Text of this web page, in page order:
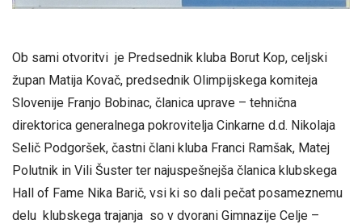
Ob sami otvoritvi je Predsednik kluba Borut Kop, celjski
župan Matija Kovač, predsednik Olimpijskega komiteja
Slovenije Franjo Bobinac, članica uprave – tehnična
direktorica generalnega pokrovitelja Cinkarne d.d. Nikolaja
Selič Podgoršek, častni člani kluba Franci Ramšak, Matej
Polutnik in Vili Šuster ter najuspešnejša članica klubskega
Hall of Fame Nika Barič, vsi ki so dali pečat posameznemu
delu klubskega trajanja so v dvorani Gimnazije Celje –